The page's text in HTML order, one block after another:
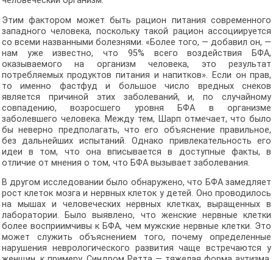
Этим фактором может быть рацион питания современного
западного человека, поскольку такой рацион ассоциируется
со всеми названными болезнями. «Более того, — добавил он, —
нам уже известно, что 95% всего воздействия БФА,
оказываемого на организм человека, это результат
потребляемых продуктов питания и напитков». Если он прав,
то именно фастфуд и большое число вредных снеков
является причиной этих заболеваний, и, по случайному
совпадению, возросшего уровня БФА в организме
заболевшего человека. Между тем, Шарп отмечает, что было
бы неверно предполагать, что его объяснение правильное,
без дальнейших испытаний. Однако привлекательность его
идеи в том, что она вписывается в доступные факты, в
отличие от мнения о том, что БФА вызывает заболевания.
В другом исследовании было обнаружено, что БФА замедляет
рост клеток мозга и нервных клеток у детей. Оно проводилось
на мышах и человеческих нервных клетках, выращенных в
лаборатории. Было выявлено, что женские нервные клетки
более восприимчивы к БФА, чем мужские нервные клетки. Это
может служить объяснением того, почему определенные
нарушения неврологического развития чаще встречаются у